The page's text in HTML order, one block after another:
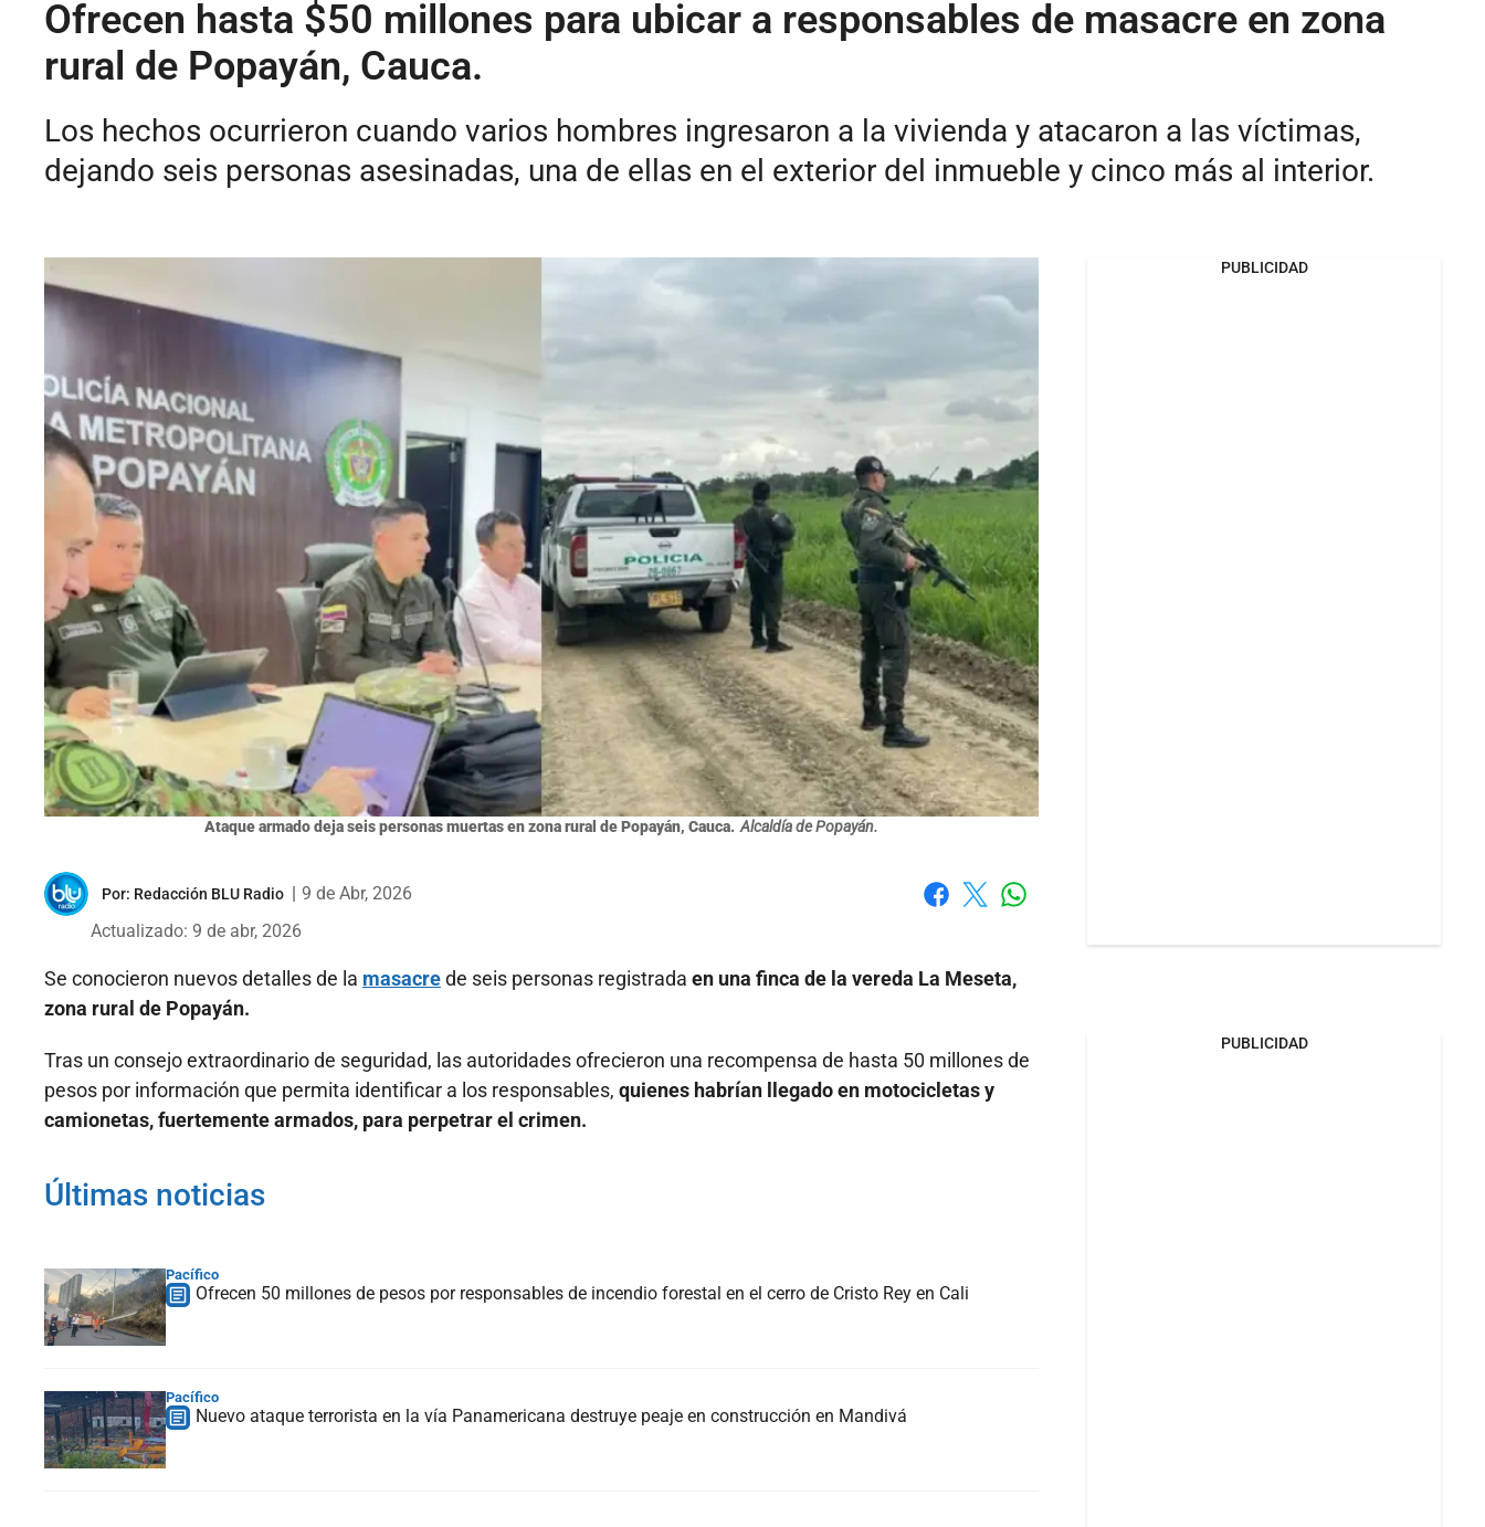
Ofrecen hasta $50 millones para ubicar a responsables de masacre en zona
rural de Popayán, Cauca.
Los hechos ocurrieron cuando varios hombres ingresaron a la vivienda y atacaron a las víctimas,
dejando seis personas asesinadas, una de ellas en el exterior del inmueble y cinco más al interior.
Ataque armado deja seis personas muertas en zona rural de Popayán, Cauca. Alcaldía de Popayán.
Por: Redacción BLU Radio
9 de Abr, 2026
Actualizado: 9 de abr, 2026
Se conocieron nuevos detalles de la masacrede seis personas registrada en una finca de la vereda La Meseta,
zona rural de Popayán.
Tras un consejo extraordinario de seguridad, las autoridades ofrecieron una recompensa de hasta 50 millones de
pesos por información que permita identificar a los responsables, quienes habrían llegado en motocicletas y
camionetas, fuertemente armados, para perpetrar el crimen.
Últimas noticias
Pacífico
Ofrecen 50 millones de pesos por responsables de incendio forestal en el cerro de Cristo Rey en Cali
Pacífico
Nuevo ataque terrorista en la vía Panamericana destruye peaje en construcción en Mandivá
PUBLICIDAD
PUBLICIDAD